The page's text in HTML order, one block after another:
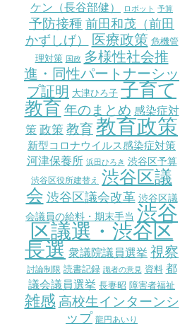
ケン（長谷部健）
ロボット 予算
予防接種 前田和茂（前田
かずしげ）
医療政策 危機管
理対策 国政 多様性社会推
進・同性パートナーシッ
プ証明 大津ひろ子 子育て
教育 年のまとめ 感染症対
策 政策 教育教育政策
新型コロナウイルス感染症対策
河津保養所 浜田ひろき 渋谷区予算
渋谷区役所建替え 渋谷区議
会 渋谷区議会改革 渋谷区議
会議員の給料・期末手当 渋谷
区議選・渋谷区
長選 衆議院議員選挙 視察
討論制限 読書記録 識者の意見 資料 都
議会議員選挙 長妻昭 障害者福祉
雑感 高校生インターンシ
ップ 龍円あいり